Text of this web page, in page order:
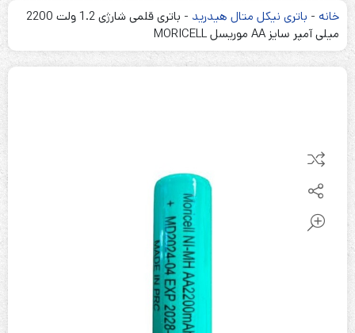
خانه - باتری نیکل متال هیدرید -
باتری قلمی شارژی 1.2 ولت 2200
میلی آمپر سایز AA موریسل MORICELL